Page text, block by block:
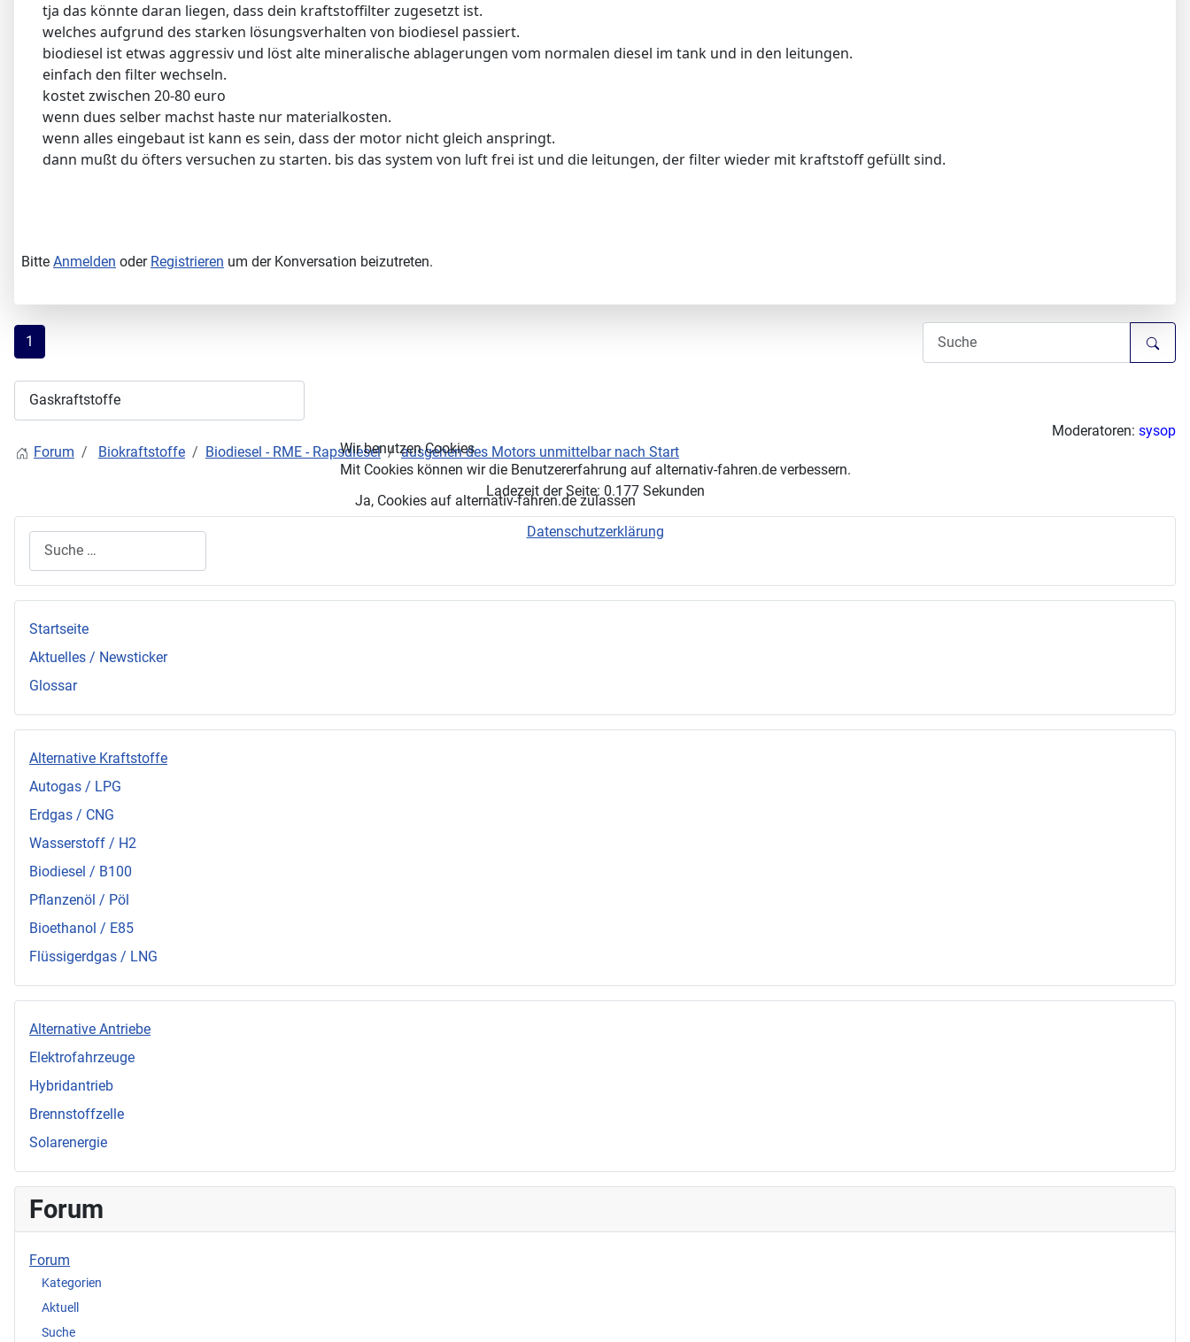
tja das könnte daran liegen, dass dein kraftstoffilter zugesetzt ist.
welches aufgrund des starken lösungsverhalten von biodiesel passiert.
biodiesel ist etwas aggressiv und löst alte mineralische ablagerungen vom normalen diesel im tank und in den leitungen.
einfach den filter wechseln.
kostet zwischen 20-80 euro
wenn dues selber machst haste nur materialkosten.
wenn alles eingebaut ist kann es sein, dass der motor nicht gleich anspringt.
dann mußt du öfters versuchen zu starten. bis das system von luft frei ist und die leitungen, der filter wieder mit kraftstoff gefüllt sind.
Bitte Anmelden oder Registrieren um der Konversation beizutreten.
1
Moderatoren: sysop
Forum
Biokraftstoffe Biodiesel - RME - Rapsdiesel ausgehen des Motors unmittelbar nach Start
Ladezeit der Seite: 0.177 Sekunden
Startseite
Aktuelles / Newsticker
Glossar
Alternative Kraftstoffe
Autogas / LPG
Erdgas / CNG
Wasserstoff / H2
Biodiesel / B100
Pflanzenöl / Pöl
Bioethanol / E85
Flüssigerdgas / LNG
Alternative Antriebe
Elektrofahrzeuge
Hybridantrieb
Brennstoffzelle
Solarenergie
Forum
Forum
Kategorien
Aktuell
Suche
Wir benutzen Cookies
Mit Cookies können wir die Benutzererfahrung auf alternativ-fahren.de verbessern.
Ja, Cookies auf alternativ-fahren.de zulassen
Datenschutzerklärung